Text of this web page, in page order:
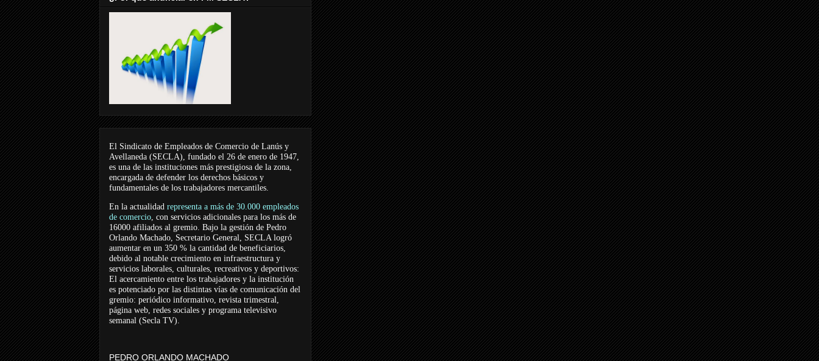
El Sindicato de Empleados de Comercio de Lanús y
Avellaneda (SECLA), fundado el 26 de enero de 1947,
es una de las instituciones más prestigiosa de la zona,
encargada de defender los derechos básicos y
fundamentales de los trabajadores mercantiles.
En la actualidad representa a más de 30.000 empleados
de comercio, con servicios adicionales para los más de
16000 afiliados al gremio. Bajo la gestión de Pedro
Orlando Machado, Secretario General, SECLA logró
aumentar en un 350 % la cantidad de beneficiarios,
debido al notable crecimiento en infraestructura y
servicios laborales, culturales, recreativos y deportivos:
El acercamiento entre los trabajadores y la institución
es potenciado por las distintas vías de comunicación del
gremio: periódico informativo, revista trimestral,
página web, redes sociales y programa televisivo
semanal (Secla TV).
PEDRO ORLANDO MACHADO